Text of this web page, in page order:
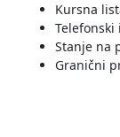
Kursna
Stanje na
Granični